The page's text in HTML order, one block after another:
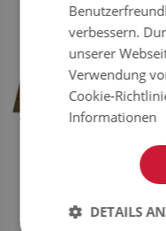
VINYL TEPPICH TRIBAL-
EUR
JETZT
KAUFEN
verbessern.
unserer
Verwendung
Cookie-
Informationen
DETAILS